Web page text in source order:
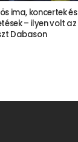
ima, koncertek és
– ilyen volt az
Dabason